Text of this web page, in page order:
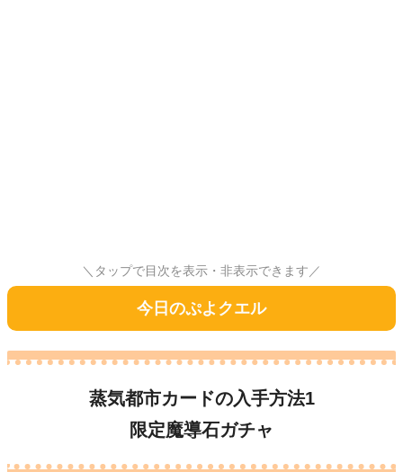
＼タップで目次を表示・非表示できます／
今日のぷよクエル
蒸気都市カードの入手方法1
限定魔導石ガチャ